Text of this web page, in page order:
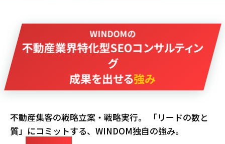
WINDOMの
不動産業界特化型SEOコンサルティン
グ
成果を出せる強み
不動産集客の戦略立案・戦略実行。 「リードの数と
質」にコミットする、WINDOM独自の強み。